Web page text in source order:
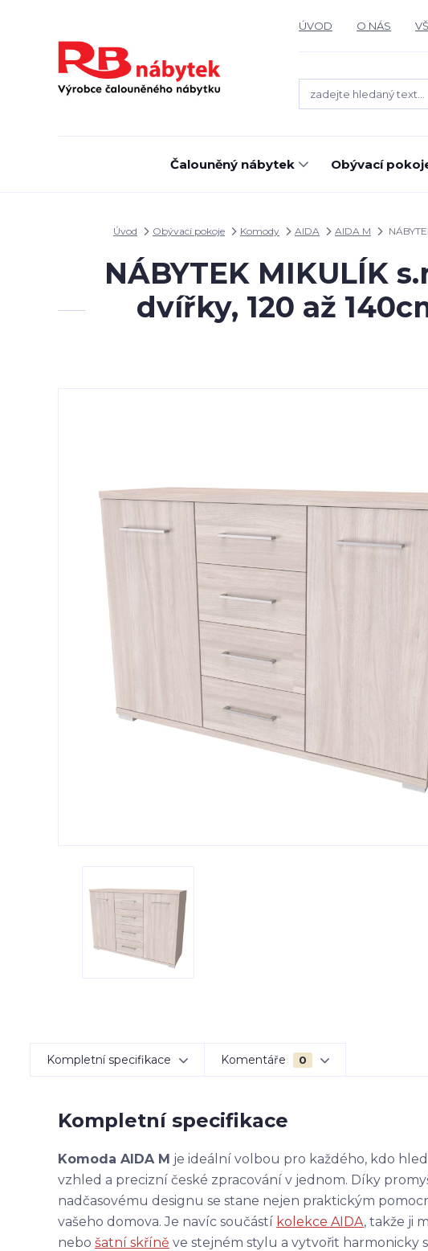
ÚVOD O NÁS
Čalouněný nábytek Obývací
Úvod Obývací pokoje Komody AIDA AIDA M
NÁBYTEK MIKULÍK
dvířky, 120 až
Kompletní specifikace Komentáře 0
Kompletní specifikace
Komoda AIDA M je ideální volbou pro každého, kdo
vzhled a precizní české zpracování v jednom. Díky
nadčasovému designu se stane nejen praktickým
vašeho domova. Je navíc součástí kolekce AIDA, takže ji
nebo šatní skříně ve stejném stylu a vytvořit harmonicky